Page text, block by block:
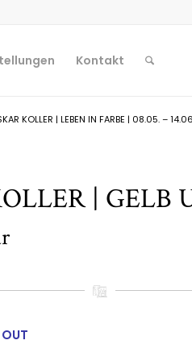
Kontakt
KOLLER | LEBEN IN FARBE | 08.05. –
| GELB